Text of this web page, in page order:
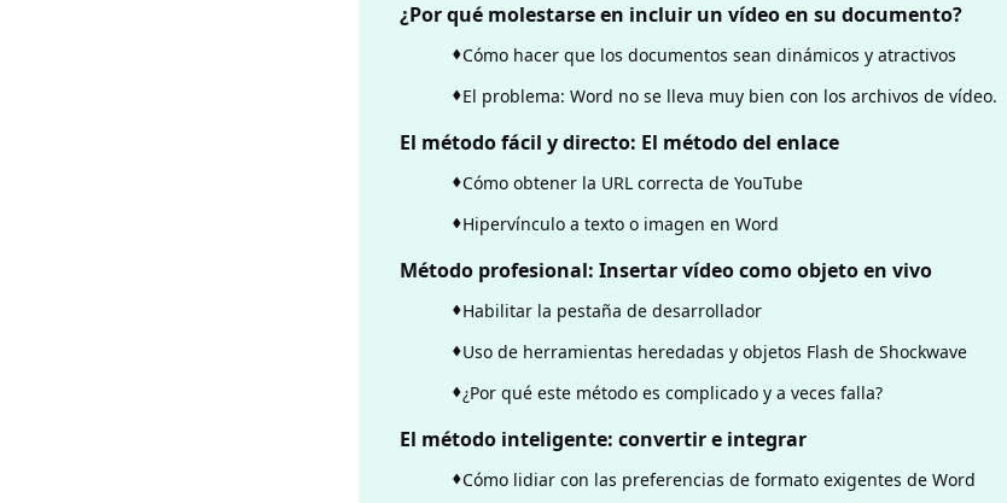
¿Por qué molestarse en incluir un vídeo en su documento?
Cómo hacer que los documentos sean dinámicos y atractivos
El problema: Word no se lleva muy bien con los archivos de vídeo.
El método fácil y directo: El método del enlace
Cómo obtener la URL correcta de YouTube
Hipervínculo a texto o imagen en Word
Método profesional: Insertar vídeo como objeto en vivo
Habilitar la pestaña de desarrollador
Uso de herramientas heredadas y objetos Flash de Shockwave
¿Por qué este método es complicado y a veces falla?
El método inteligente: convertir e integrar
Cómo lidiar con las preferencias de formato exigentes de Word